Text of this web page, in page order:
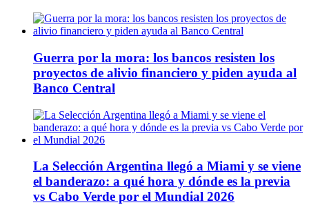
Guerra por la mora: los bancos resisten los
proyectos de alivio financiero y piden ayuda al
Banco Central
La Selección Argentina llegó a Miami y se viene
el banderazo: a qué hora y dónde es la previa
vs Cabo Verde por el Mundial 2026